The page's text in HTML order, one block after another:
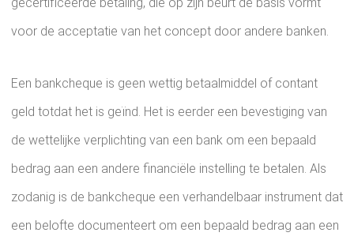
voor de acceptatie van het concept door andere banken.
Een bankcheque is geen wettig betaalmiddel of contant
geld totdat het is geïnd. Het is eerder een bevestiging van
de wettelijke verplichting van een bank om een ​​bepaald
bedrag aan een andere financiële instelling te betalen. Als
zodanig is de bankcheque een verhandelbaar instrument dat
een belofte documenteert om een ​​bepaald bedrag aan een